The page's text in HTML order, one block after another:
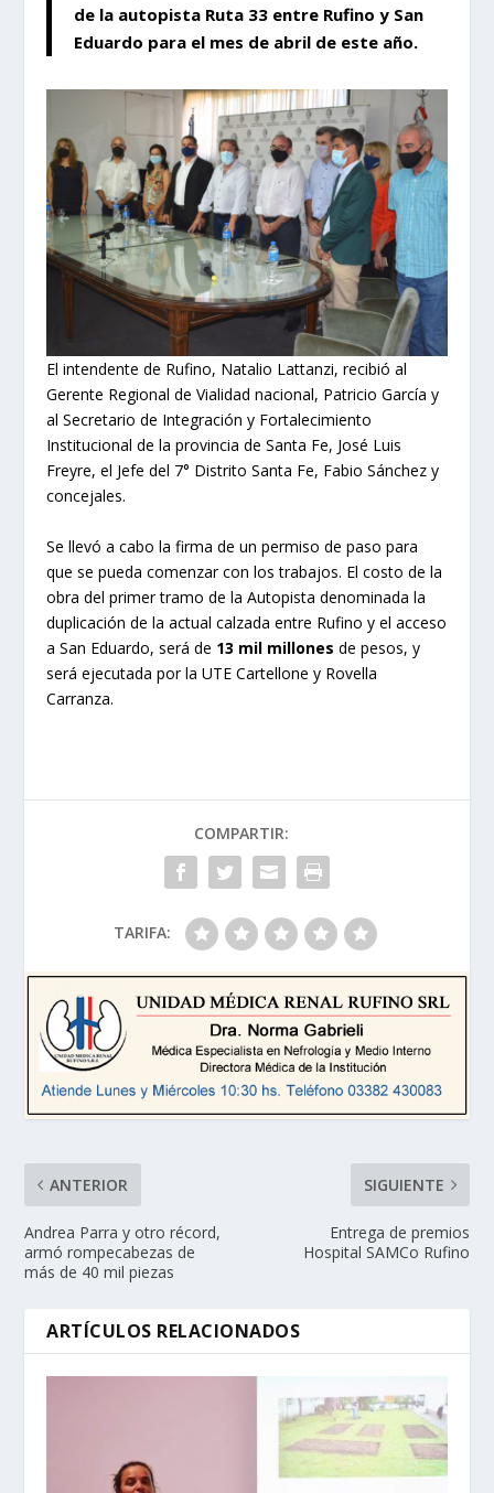
de la autopista Ruta 33 entre Rufino y San
Eduardo para el mes de abril de este año.
El intendente de Rufino, Natalio Lattanzi, recibió al
Gerente Regional de Vialidad nacional, Patricio García y
al Secretario de Integración y Fortalecimiento
Institucional de la provincia de Santa Fe, José Luis
Freyre, el Jefe del 7° Distrito Santa Fe, Fabio Sánchez y
concejales.
Se llevó a cabo la firma de un permiso de paso para
que se pueda comenzar con los trabajos. El costo de la
obra del primer tramo de la Autopista denominada la
duplicación de la actual calzada entre Rufino y el acceso
a San Eduardo, será de 13 mil millones de pesos, y
será ejecutada por la UTE Cartellone y Rovella
Carranza.
COMPARTIR:
TARIFA:
ANTERIOR
Andrea Parra y otro récord,
armó rompecabezas de
más de 40 mil piezas
SIGUIENTE
Entrega de premios
Hospital SAMCo Rufino
ARTÍCULOS RELACIONADOS